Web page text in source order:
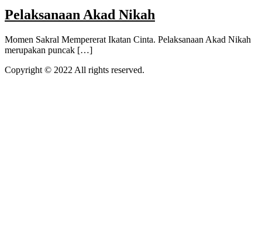
Pelaksanaan Akad Nikah
Momen Sakral Mempererat Ikatan Cinta. Pelaksanaan Akad Nikah
merupakan puncak […]
Copyright © 2022 All rights reserved.